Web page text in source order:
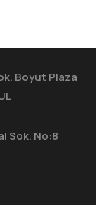
Boyut Plaza
Sok. No:8